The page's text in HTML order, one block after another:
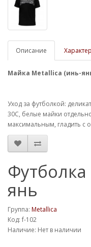
Описание
Майка Metallica (инь-
Уход за футболкой:
30С, белые майки
максимальным, гладить с
янь
Группа: Metallica
Код: f-102
Наличие: Нет в наличии